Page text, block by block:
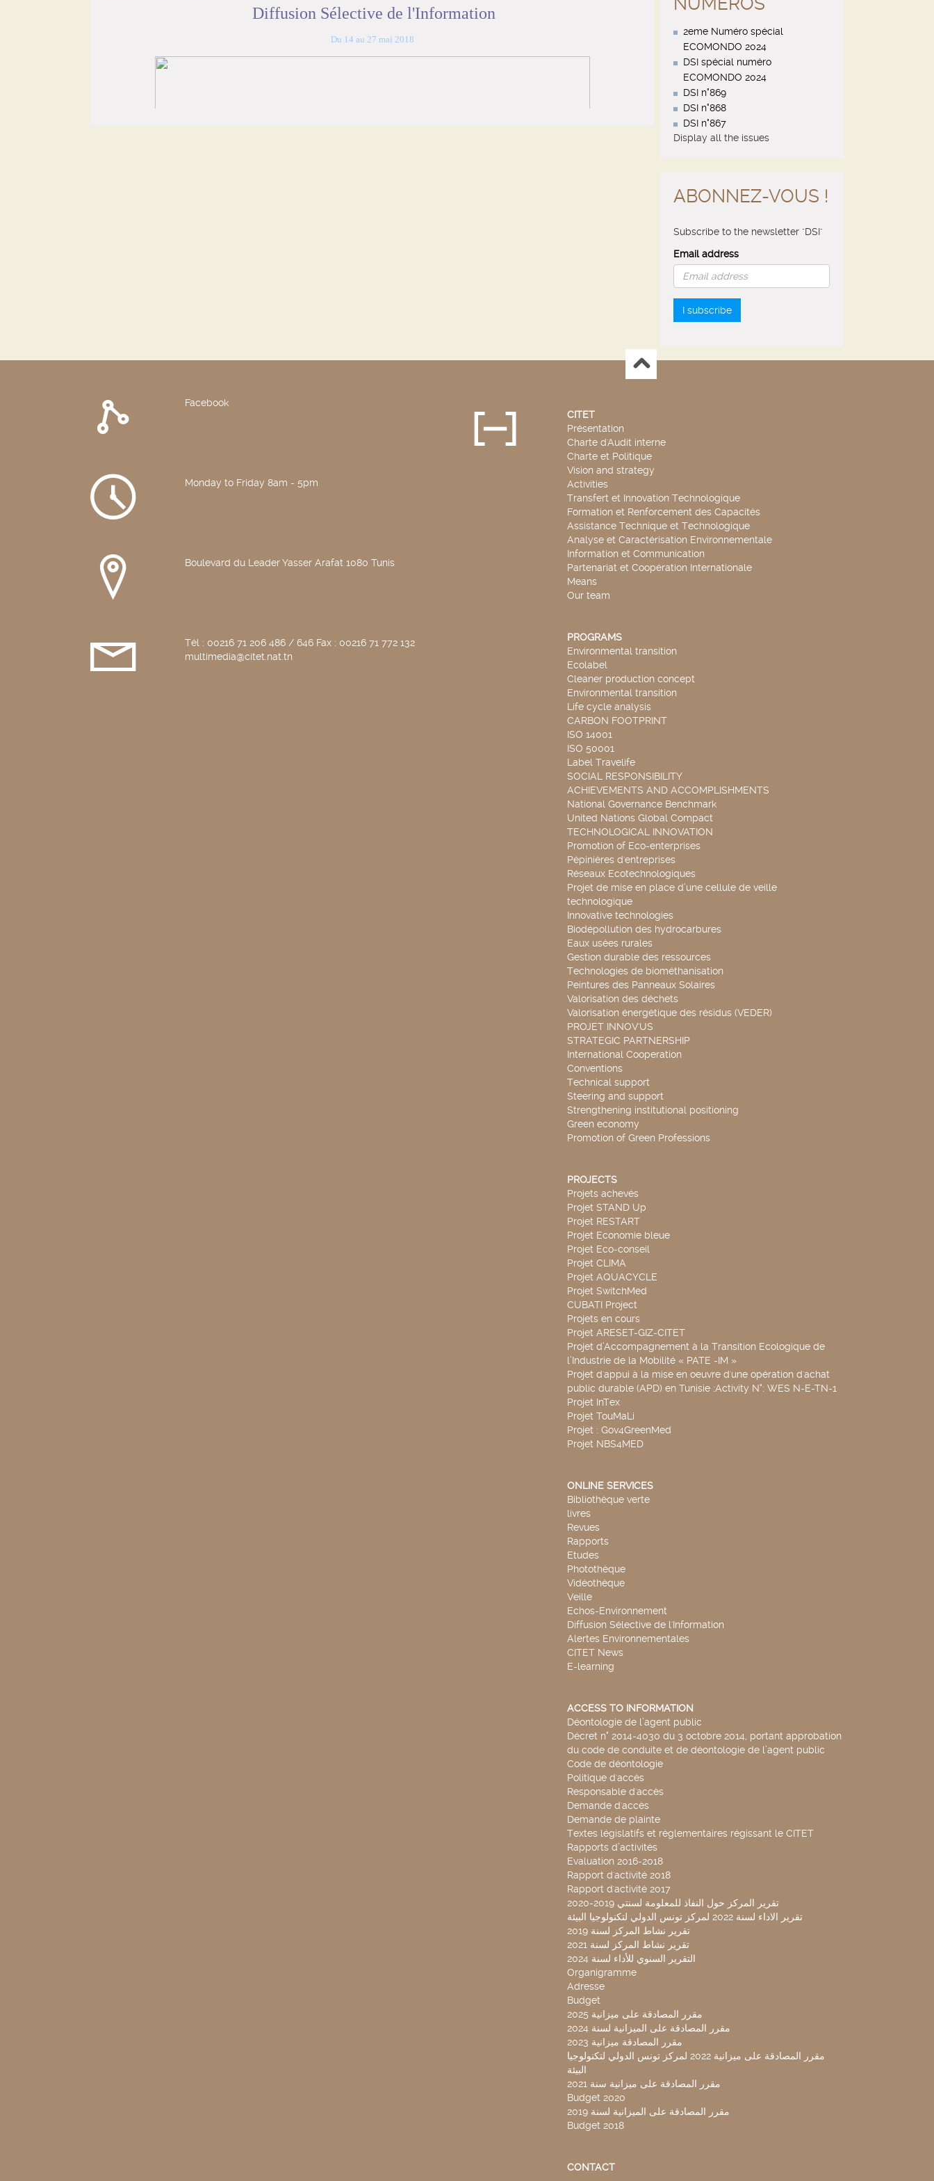
2eme Numéro spécial
ECOMONDO 2024
DSI spécial numéro
ECOMONDO 2024
DSI n°869
DSI n°868
DSI n°867
Display all the issues
ABONNEZ-VOUS !
Subscribe to the newsletter "DSI"
Email address
I subscribe
Facebook
Monday to Friday 8am - 5pm
Boulevard du Leader Yasser Arafat 1080 Tunis
Tél : 00216 71 206 486 / 646 Fax : 00216 71 772 132
multimedia@citet.nat.tn
CITET
Présentation
Charte d'Audit interne
Charte et Politique
Vision and strategy
Activities
Transfert et Innovation Technologique
Formation et Renforcement des Capacités
Assistance Technique et Technologique
Analyse et Caractérisation Environnementale
Information et Communication
Partenariat et Coopération Internationale
Means
Our team
PROGRAMS
Environmental transition
Ecolabel
Cleaner production concept
Environmental transition
Life cycle analysis
CARBON FOOTPRINT
ISO 14001
ISO 50001
Label Travelife
SOCIAL RESPONSIBILITY
ACHIEVEMENTS AND ACCOMPLISHMENTS
National Governance Benchmark
United Nations Global Compact
TECHNOLOGICAL INNOVATION
Promotion of Eco-enterprises
Pépinières d'entreprises
Réseaux Ecotechnologiques
Projet de mise en place d’une cellule de veille
technologique
Innovative technologies
Biodépollution des hydrocarbures
Eaux usées rurales
Gestion durable des ressources
Technologies de biométhanisation
Peintures des Panneaux Solaires
Valorisation des déchets
Valorisation énergétique des résidus (VEDER)
PROJET INNOV'US
STRATEGIC PARTNERSHIP
International Cooperation
Conventions
Technical support
Steering and support
Strengthening institutional positioning
Green economy
Promotion of Green Professions
PROJECTS
Projets achevés
Projet STAND Up
Projet RESTART
Projet Economie bleue
Projet Eco-conseil
Projet CLIMA
Projet AQUACYCLE
Projet SwitchMed
CUBATI Project
Projets en cours
Projet ARESET-GIZ-CITET
Projet d’Accompagnement à la Transition Ecologique de
l’Industrie de la Mobilité « PATE -IM »
Projet d'appui à la mise en oeuvre d'une opération d'achat
public durable (APD) en Tunisie :Activity N°: WES N-E-TN-1
Projet InTex
Projet TouMaLi
Projet : Gov4GreenMed
Projet NBS4MED
ONLINE SERVICES
Bibliothèque verte
livres
Revues
Rapports
Etudes
Photothèque
Vidéothèque
Veille
Echos-Environnement
Diffusion Sélective de l'Information
Alertes Environnementales
CITET News
E-learning
ACCESS TO INFORMATION
Déontologie de l’agent public
Décret n° 2014-4030 du 3 octobre 2014, portant approbation
du code de conduite et de déontologie de l’agent public
Code de déontologie
Politique d'accès
Responsable d'accès
Demande d'accès
Demande de plainte
Textes législatifs et réglementaires régissant le CITET
Rapports d’activités
Evaluation 2016-2018
Rapport d'activité 2018
Rapport d'activité 2017
تقرير المركز حول النفاذ للمعلومة لسنتي 2019-2020
تقرير الاداء لسنة 2022 لمركز تونس الدولي لتكنولوجيا البيئة
تقرير نشاط المركز لسنة 2019
تقرير نشاط المركز لسنة 2021
التقرير السنوي للأداء لسنة 2024
Organigramme
Adresse
Budget
2025 مقرر المصادقة على ميزانية
مقرر المصادقة على الميزانية لسنة 2024
مقرر المصادقة ميزانية 2023
مقرر المصادقة على ميزانية 2022 لمركز تونس الدولي لتكنولوجيا
البيئة
مقرر المصادقة على ميزانية سنة 2021
Budget 2020
مقرر المصادقة على الميزانية لسنة 2019
Budget 2018
CONTACT